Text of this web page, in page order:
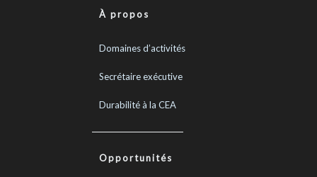
À propos
Domaines d’activités
Secrétaire exécutive
Durabilité à la CEA
Opportunités